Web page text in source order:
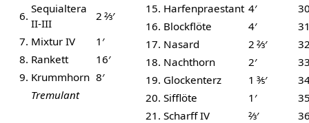
6.
Sequialtera
II-III
2 2⁄3′
7. Mixtur IV
1′
8. Rankett
16′
9. Krummhorn 8′
Tremulant
15. Harfenpraestant 4′
16. Blockflöte
4′
17. Nasard
2 2⁄3′
18. Nachthorn
2′
19. Glockenterz
1 3⁄5′
20. Sifflöte
1′
21. Scharff IV
2⁄3′